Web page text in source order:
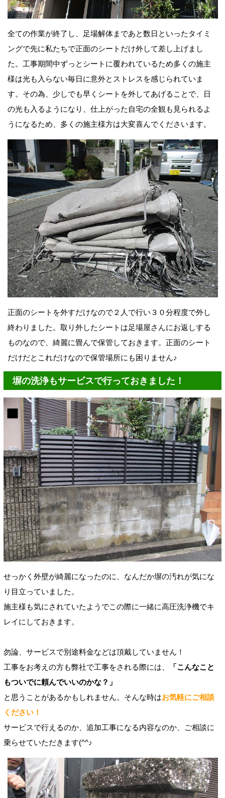
全ての作業が終了し、足場解体まであと数日といったタイミ
ングで先に私たちで正面のシートだけ外して差し上げまし
た。工事期間中ずっとシートに覆われているため多くの施主
様は光も入らない毎日に意外とストレスを感じられていま
す。その為、少しでも早くシートを外してあげることで、日
の光も入るようになり、仕上がった自宅の全観も見られるよ
うになるため、多くの施主様方は大変喜んでくださいます。
正面のシートを外すだけなので２人で行い３０分程度で外し
終わりました。取り外したシートは足場屋さんにお返しする
ものなので、綺麗に畳んで保管しておきます。正面のシート
だけだとこれだけなので保管場所にも困りません♪
塀の洗浄もサービスで行っておきました！
せっかく外壁が綺麗になったのに、なんだか塀の汚れが気にな
り目立っていました。
施主様も気にされていたようでこの際に一緒に高圧洗浄機でキ
レイにしておきます。
勿論、サービスで別途料金などは頂戴していません！
工事をお考えの方も弊社で工事をされる際には、
「こんなこと
もついでに頼んでいいのかな？」
と思うことがあるかもしれません。そんな時はお気軽にご相談
ください！
サービスで行えるのか、追加工事になる内容なのか、ご相談に
乗らせていただきます(^^♪